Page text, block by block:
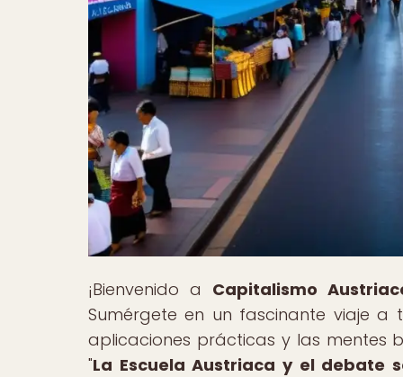
¡Bienvenido a Capitalismo
Sumérgete en un fascinante viaje a
aplicaciones prácticas y las mentes
"La Escuela Austriaca y el debate